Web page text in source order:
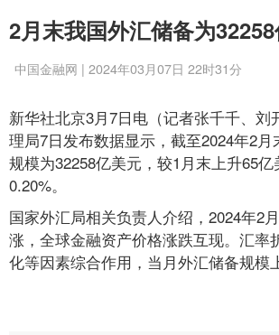
2月末我国外汇储备为
中国金融网 | 2024年03月07日 22时31分
新华社北京3月7日电（记者张千千、刘
理局7日发布数据显示，截至2024年2
规模为32258亿美元，较1月末上升65
0.20%。
国家外汇局相关负责人介绍，2024年2
涨，全球金融资产价格涨跌互现。汇率
化等因素综合作用，当月外汇储备规模